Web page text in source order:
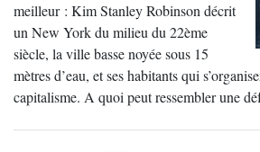
meilleur : Kim Stanley Robinson décrit
un New York du milieu du 22ème
siècle, la ville basse noyée sous 15
mètres d’eau, et ses habitants qui
capitalisme. A quoi peut ressembler une